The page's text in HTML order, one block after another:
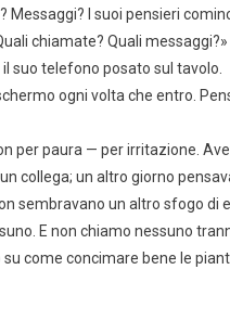
I suoi pensieri
chiamate? Quali messaggi?»
suo telefono posato sul tavolo.
ogni volta che entro.
per paura — per irritazione.
collega; un altro giorno
sembravano un altro sfogo di
E non chiamo nessuno
come concimare bene le